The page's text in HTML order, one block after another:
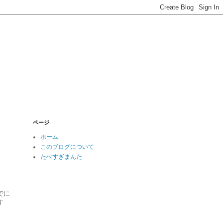
に
ページ
ホーム
このブログについて
たべすぎまんた